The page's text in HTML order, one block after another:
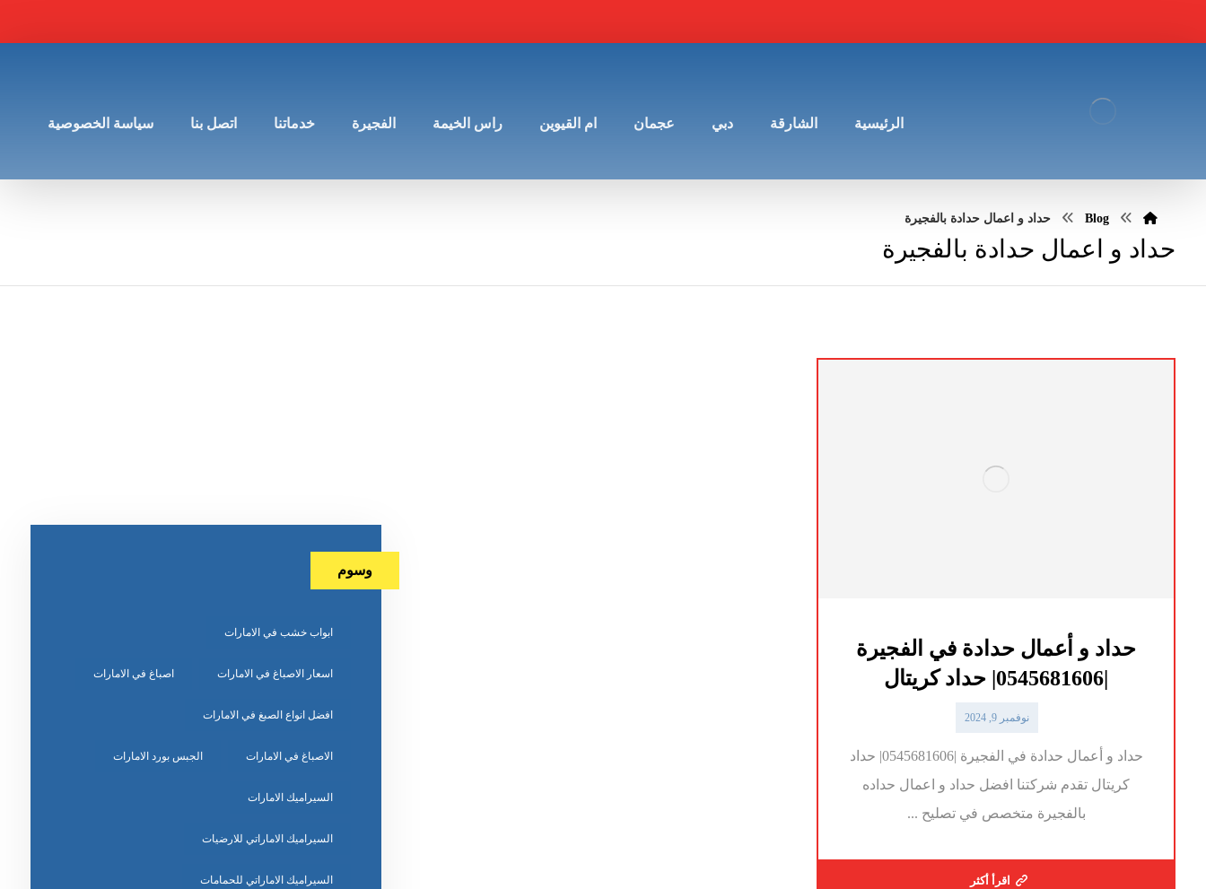
الرئيسية الشارقة دبي عجمان ام القيوين راس الخيمة الفجيرة خدماتنا اتصل بنا سياسة الخصوصية
Blog حداد و اعمال حدادة بالفجيرة
حداد و اعمال حدادة بالفجيرة
حداد و أعمال حدادة في الفجيرة
|0545681606| حداد كريتال
نوفمبر 9, 2024
حداد و أعمال حدادة في الفجيرة |0545681606| حداد
كريتال تقدم شركتنا افضل حداد و اعمال حداده
بالفجيرة متخصص في تصليح ...
اقرأ أكثر
وسوم
ابواب خشب في الامارات
اسعار الاصباغ في الامارات اصباغ في الامارات
افضل انواع الصبغ في الامارات
الاصباغ في الامارات الجبس بورد الامارات
السيراميك الامارات
السيراميك الاماراتي للارضيات
السيراميك الاماراتي للحمامات